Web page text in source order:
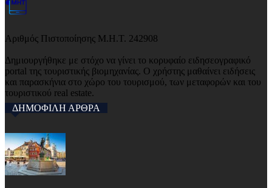
Αριθμός Πιστοποίησης Μ.Η.Τ. 242908
Δημιουργήθηκε με στόχο να γίνει το κορυφαίο ειδησεογραφικό
portal της τουριστικής βιομηχανίας. Ο χρήστης μαθαίνει ειδήσεις
και παρασκήνια στο χώρο του τουρισμού, των μεταφορών και του
τουριστικού real estate.
ΔΗΜΟΦΙΛΗ ΑΡΘΡΑ